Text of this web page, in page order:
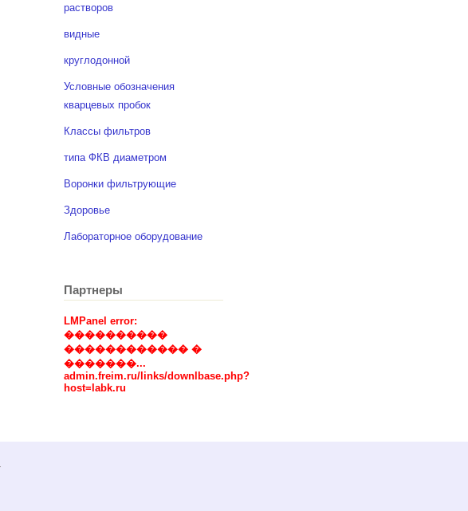
растворов
видные
круглодонной
Условные обозначения
кварцевых пробок
Классы фильтров
типа ФКВ диаметром
Воронки фильтрующие
Здоровье
Лабораторное оборудование
Партнеры
LMPanel error:
����������
������������ �
�������...
admin.freim.ru/links/downlbase.php?
host=labk.ru